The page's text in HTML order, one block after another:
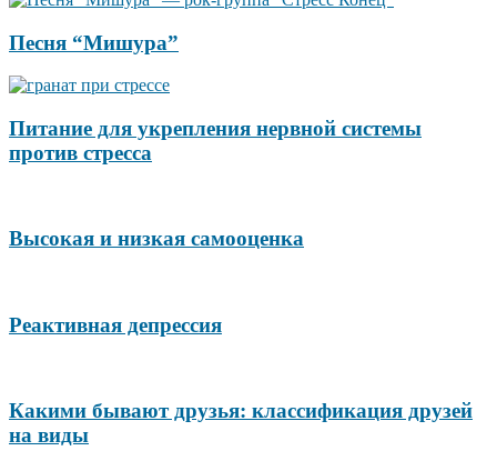
Песня “Мишура”
Питание для укрепления нервной системы
против стресса
Высокая и низкая самооценка
Реактивная депрессия
Какими бывают друзья: классификация друзей
на виды